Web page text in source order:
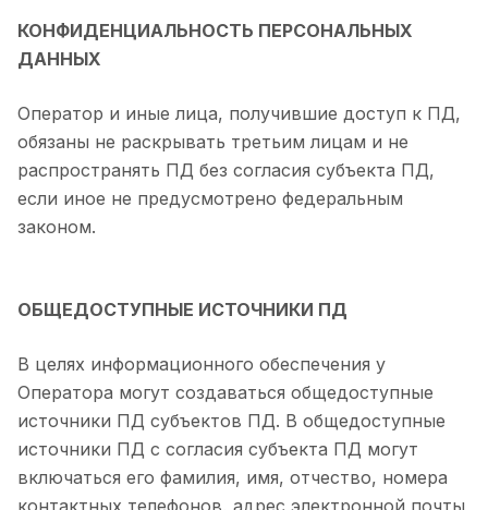
КОНФИДЕНЦИАЛЬНОСТЬ ПЕРСОНАЛЬНЫХ
ДАННЫХ
Оператор и иные лица, получившие доступ к ПД,
обязаны не раскрывать третьим лицам и не
распространять ПД без согласия субъекта ПД,
если иное не предусмотрено федеральным
законом.
ОБЩЕДОСТУПНЫЕ ИСТОЧНИКИ ПД
В целях информационного обеспечения у
Оператора могут создаваться общедоступные
источники ПД субъектов ПД. В общедоступные
источники ПД с согласия субъекта ПД могут
включаться его фамилия, имя, отчество, номера
контактных телефонов, адрес электронной почты